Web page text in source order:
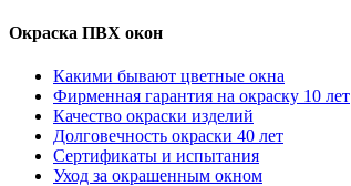
Окраска ПВХ окон
Какими бывают цветные окна
Фирменная гарантия на окраску 10 лет
Качество окраски изделий
Долговечность окраски 40 лет
Сертификаты и испытания
Уход за окрашенным окном